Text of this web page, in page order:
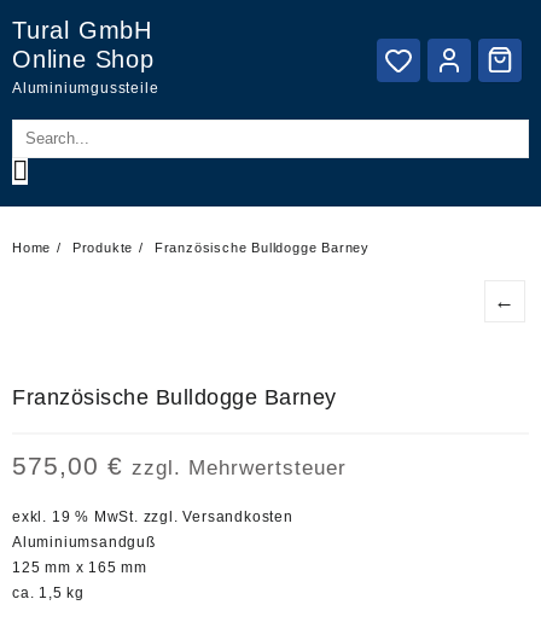
content
Tural GmbH
Online Shop
Aluminiumgussteile
Home Produkte Französische Bulldogge Barney
←
Französische Bulldogge Barney
575,00 € zzgl. Mehrwertsteuer
exkl. 19 % MwSt. zzgl.Versandkosten
Aluminiumsandguß
125 mm x 165 mm
ca. 1,5 kg